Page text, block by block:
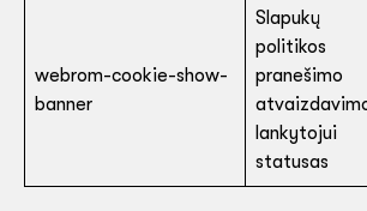
webrom-cookie-show-
banner
Slapukų
politikos
pranešimo
lankytojui
statusas